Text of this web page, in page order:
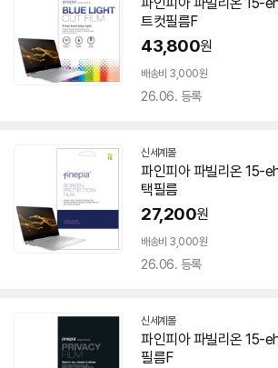
트컷필름F
43,800원
배송비 3,000원
26.06. 등록
신세계몰
파인피아 파빌리온 15-
택필름
27,200원
배송비 3,000원
26.06. 등록
신세계몰
파인피아 파빌리온 15-
필름F